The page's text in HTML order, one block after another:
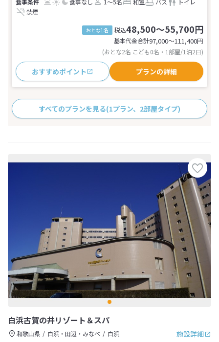
食事なし 1～5名 和室 バス
トイレ
禁煙
おとな1名 税込48,500～55,700円
基本代金合計97,000〜111,400円
(おとな2名 こども0名・1部屋/1泊2日)
おすすめポイント プランの詳細
すべてのプランを見る(1プラン、2部屋タイプ)
白浜古賀の井リゾート＆スパ
施設詳細
和歌山県 白浜・田辺・みなべ
白浜